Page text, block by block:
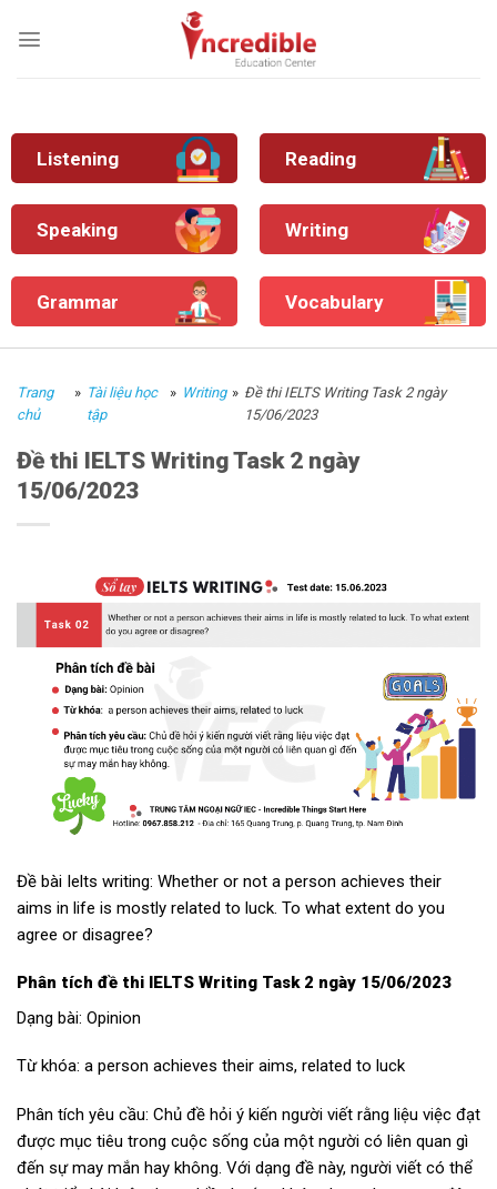
Listening Reading
Speaking Writing
Grammar Vocabulary
Trang
chủ
» Tài liệu học
tập
» Writing » Đề thi IELTS Writing Task 2 ngày
15/06/2023
Đề thi IELTS Writing Task 2 ngày
15/06/2023
Đề bài Ielts writing: Whether or not a person achieves their
aims in life is mostly related to luck. To what extent do you
agree or disagree?
Phân tích đề thi IELTS Writing Task 2 ngày 15/06/2023
Dạng bài: Opinion
Từ khóa: a person achieves their aims, related to luck
Phân tích yêu cầu: Chủ đề hỏi ý kiến người viết rằng liệu việc đạt
được mục tiêu trong cuộc sống của một người có liên quan gì
đến sự may mắn hay không. Với dạng đề này, người viết có thể